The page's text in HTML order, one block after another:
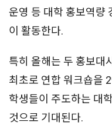
운영 등 대학 홍보역량
이 활동한다.
특히 올해는 두 홍보대
최초로 연합 워크숍을
학생들이 주도하는 대
것으로 기대된다.